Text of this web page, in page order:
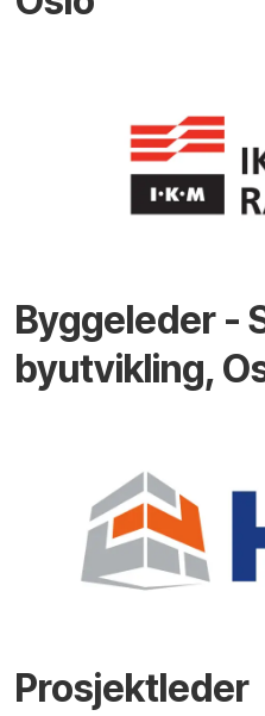
Byggeleder -
byutvikling,
Prosjektleder